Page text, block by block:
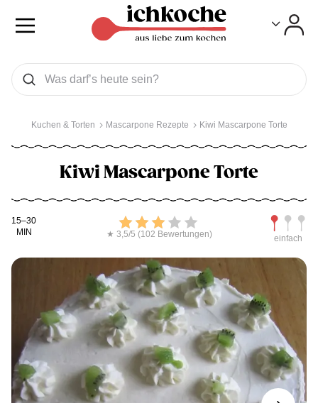
Was wollen Sie suchen
Suchen
Kuchen & Torten Mascarpone Rezepte Kiwi Mascarpone Torte
Kiwi Mascarpone Torte
Kochdauer
15–30
MIN
Bewerten
★ 3,5/5 (102 Bewertungen) einfach